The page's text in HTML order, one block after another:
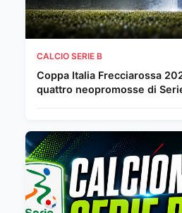
CALCIO SERIE B
Coppa Italia Frecciarossa
quattro neopromosse di